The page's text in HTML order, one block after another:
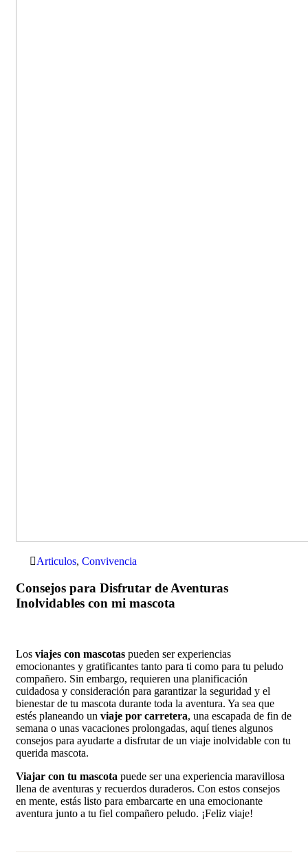
Articulos, Convivencia
Consejos para Disfrutar de Aventuras
Inolvidables con mi mascota
Los viajes con mascotas pueden ser experiencias
emocionantes y gratificantes tanto para ti como para tu peludo
compañero. Sin embargo, requieren una planificación
cuidadosa y consideración para garantizar la seguridad y el
bienestar de tu mascota durante toda la aventura. Ya sea que
estés planeando un viaje por carretera, una escapada de fin de
semana o unas vacaciones prolongadas, aquí tienes algunos
consejos para ayudarte a disfrutar de un viaje inolvidable con tu
querida mascota.
Viajar con tu mascota puede ser una experiencia maravillosa
llena de aventuras y recuerdos duraderos. Con estos consejos
en mente, estás listo para embarcarte en una emocionante
aventura junto a tu fiel compañero peludo. ¡Feliz viaje!